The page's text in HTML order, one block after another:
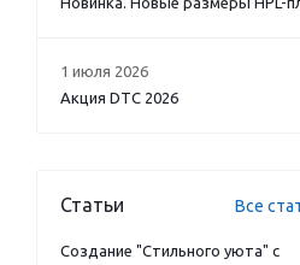
1 июля 2026
Акция DTC 2026
Статьи Все
Создание "Стильного уюта" с